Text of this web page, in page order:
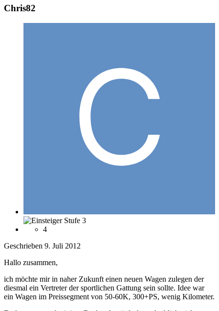
Chris82
4
Geschrieben 9. Juli 2012
Hallo zusammen,
ich möchte mir in naher Zukunft einen neuen Wagen zulegen der
diesmal ein Vertreter der sportlichen Gattung sein sollte. Idee war
ein Wagen im Preissegment von 50-60K, 300+PS, wenig Kilometer.